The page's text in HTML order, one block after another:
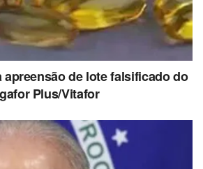
de lote falsificado do
Plus/Vitafor